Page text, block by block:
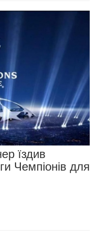
їздив
Чемпіонів для